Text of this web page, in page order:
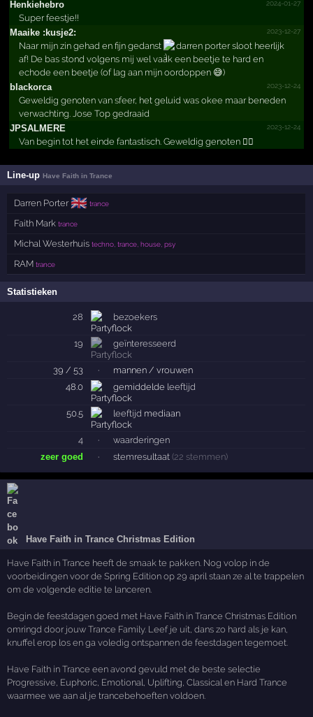
Henkiehebro
2024-01-27
Super feestje!!
Maaike :kusje2:
2023-12-27
Naar mijn zin gehad en fijn gedanst
darren porter sloot heerlijk
af! De bas stond volgens mij wel vaak een beetje te hard en
echode een beetje (of lag aan mijn oordoppen 😅)
blackorca
2023-12-24
Geweldig genoten van sfeer, het geluid was okee maar beneden
verwachting. Jose Top gedraaid
JPSALMERE
2023-12-24
Van begin tot het einde fantastisch. Geweldig genoten 👌🏻
Line-upHave Faith in Trance
Darren Porter 🇬🇧 trance
Faith Mark trance
Michal Westerhuis techno, trance, house, psy
RAM trance
Statistieken
28 bezoekers
19 geïnteresseerd
39 / 53 ·
mannen / vrouwen
48.0
gemiddelde leeftijd
50.5 leeftijd mediaan
4 ·
waarderingen
zeer goed
· stemresultaat (22 stemmen)
Have Faith in Trance Christmas Edition
Have Faith in Trance heeft de smaak te pakken. Nog volop in de
voorbeidingen voor de Spring Edition op 29 april staan ze al te trappelen
om de volgende editie te lanceren.
Begin de feestdagen goed met Have Faith in Trance Christmas Edition
omringd door jouw Trance Family. Leef je uit, dans zo hard als je kan,
knuffel erop los en ga voledig ontspannen de feestdagen tegemoet.
Have Faith in Trance een avond gevuld met de beste selectie
Progressive, Euphoric, Emotional, Uplifting, Classical en Hard Trance
waarmee we aan al je trancebehoeften voldoen.